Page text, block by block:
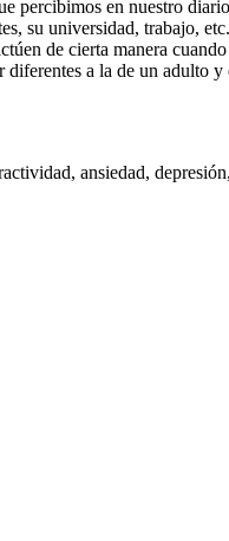
percibimos en nuestro
su universidad, trabajo,
de cierta manera
a la de un adulto
ansiedad,